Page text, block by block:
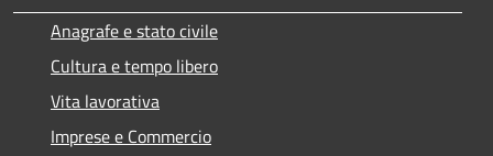
Anagrafe e stato civile
Cultura e tempo libero
Vita lavorativa
Imprese e Commercio